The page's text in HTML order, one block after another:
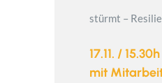
stürmt –
17.11. /
mit